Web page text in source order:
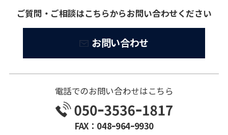
ご質問・ご相談はこちらからお問い合わせください
お問い合わせ
電話でのお問い合わせはこちら
FAX：048ｰ964ｰ9930